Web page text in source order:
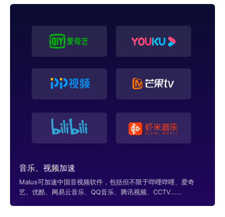
音乐、视频加速
Malus可加速中国音视频软件，包括但不限于哔哩哔哩、爱奇
艺、优酷、网易云音乐、QQ音乐、腾讯视频、CCTV......